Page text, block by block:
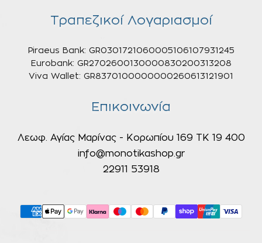
Τραπεζικοί Λογαριασμοί
Piraeus Bank: GR0301721060005106107931245
Eurobank: GR2702600130000830200313208
Viva Wallet: GR8370100000000260613121901
Επικοινωνία
Λεωφ. Αγίας Μαρίνας - Κορωπίου 169 ΤΚ 19 400
info@monotikashop.gr
22911 53918